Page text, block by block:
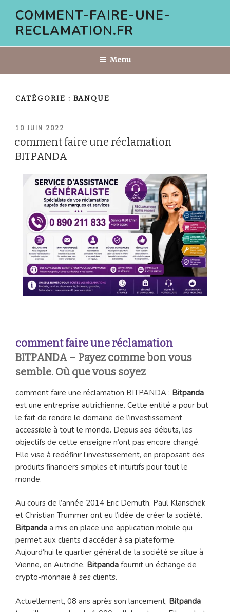
contenu
COMMENT-FAIRE-UNE-
RECLAMATION.FR
Menu
CATÉGORIE : BANQUE
PUBLIÉ
10 JUIN 2022
comment faire une réclamation
BITPANDA
comment faire une réclamation
BITPANDA – Payez comme bon vous
semble. Où que vous soyez
comment faire une réclamation BITPANDA : Bitpanda
est une entreprise autrichienne. Cette entité a pour but
le fait de rendre le domaine de l’investissement
accessible à tout le monde. Depuis ses débuts, les
objectifs de cette enseigne n’ont pas encore changé.
Elle vise à redéfinir l’investissement, en proposant des
produits financiers simples et intuitifs pour tout le
monde.
Au cours de l’année 2014 Eric Demuth, Paul Klanschek
et Christian Trummer ont eu l’idée de créer la société.
Bitpanda a mis en place une application mobile qui
permet aux clients d’accéder à sa plateforme.
Aujourd’hui le quartier général de la société se situe à
Vienne, en Autriche. Bitpanda fournit un échange de
crypto-monnaie à ses clients.
Actuellement, 08 ans après son lancement, Bitpanda